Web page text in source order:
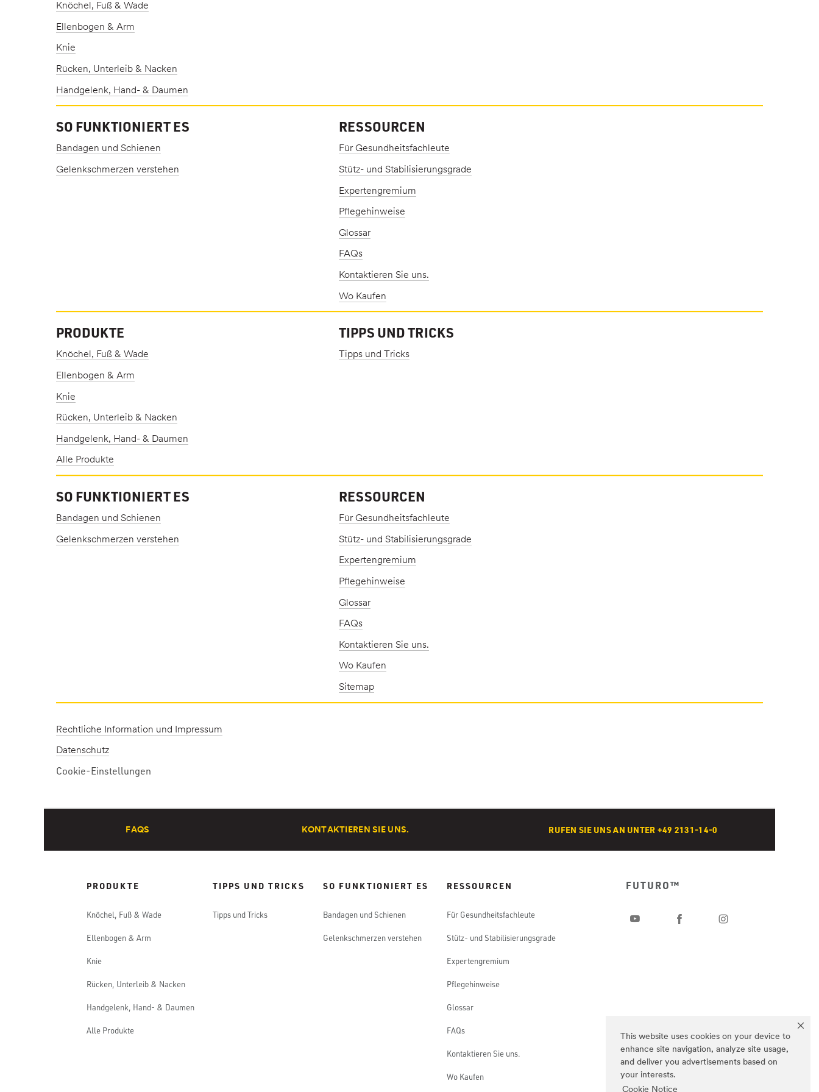
This website uses cookies on your device to
enhance site navigation, analyze site usage,
and deliver you advertisements based on
your interests.
Cookie Notice
Knöchel, Fuß & Wade
Ellenbogen & Arm
Knie
Rücken, Unterleib & Nacken
Handgelenk, Hand- & Daumen
SO FUNKTIONIERT ES
Bandagen und Schienen
Gelenkschmerzen verstehen
RESSOURCEN
Für Gesundheitsfachleute
Stütz- und Stabilisierungsgrade
Expertengremium
Pflegehinweise
Glossar
FAQs
Kontaktieren Sie uns.
Wo Kaufen
PRODUKTE
Knöchel, Fuß & Wade
Ellenbogen & Arm
Knie
Rücken, Unterleib & Nacken
Handgelenk, Hand- & Daumen
Alle Produkte
TIPPS UND TRICKS
Tipps und Tricks
SO FUNKTIONIERT ES
Bandagen und Schienen
Gelenkschmerzen verstehen
RESSOURCEN
Für Gesundheitsfachleute
Stütz- und Stabilisierungsgrade
Expertengremium
Pflegehinweise
Glossar
FAQs
Kontaktieren Sie uns.
Wo Kaufen
Sitemap
Rechtliche Information und Impressum
Datenschutz
Cookie-Einstellungen
FAQS KONTAKTIEREN SIE UNS. RUFEN SIE UNS AN UNTER +49 2131-14-0
PRODUKTE
Knöchel, Fuß & Wade
Ellenbogen & Arm
Knie
Rücken, Unterleib & Nacken
Handgelenk, Hand- & Daumen
Alle Produkte
TIPPS UND TRICKS
Tipps und Tricks
SO FUNKTIONIERT ES
Bandagen und Schienen
Gelenkschmerzen verstehen
RESSOURCEN
Für Gesundheitsfachleute
Stütz- und Stabilisierungsgrade
Expertengremium
Pflegehinweise
Glossar
FAQs
Kontaktieren Sie uns.
Wo Kaufen
FUTURO™